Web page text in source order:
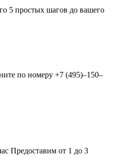
5 простых шагов до вашего
по номеру +7 (495)–150–
Предоставим от 1 до 3